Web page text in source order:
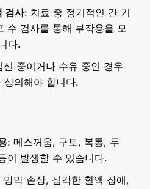
검사: 치료 중 정기적인 간 기
수 검사를 통해 부작용을 모
다.
신 중이거나 수유 중인 경우
상의해야 합니다.
: 메스꺼움, 구토, 복통, 두
이 발생할 수 있습니다.
망막 손상, 심각한 혈액 장애,